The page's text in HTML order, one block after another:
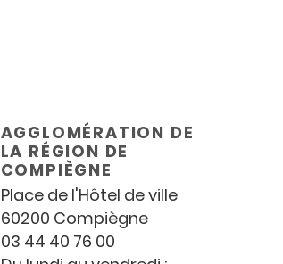
AGGLOMÉRATION DE
LA RÉGION DE
COMPIÈGNE
Place de l'Hôtel de ville
60200 Compiègne
03 44 40 76 00